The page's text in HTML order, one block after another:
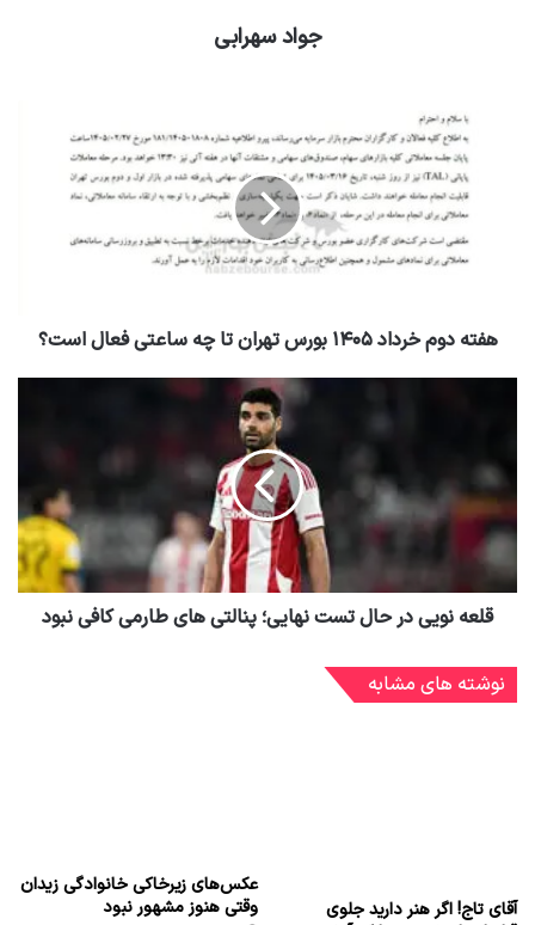
جواد سهرابی
هفته دوم خرداد ۱۴۰۵ بورس تهران تا چه ساعتی فعال است؟
قلعه نویی در حال تست نهایی؛ پنالتی های طارمی کافی نبود
نوشته های مشابه
آقای تاج! اگر هنر دارید جلوی
عکس‌های زیرخاکی خانوادگی زیدان
وقتی هنوز مشهور نبود